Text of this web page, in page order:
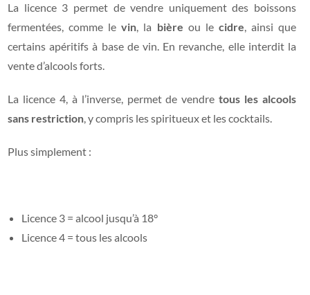
La licence 3 permet de vendre uniquement des boissons
fermentées, comme levin, la bière ou lecidre, ainsi que
certains apéritifs à base de vin. En revanche, elle interdit la
vente d’alcools forts.
La licence 4, à l’inverse, permet de vendretous les alcools
sans restriction, y compris les spiritueux et les cocktails.
Plus simplement :
Licence 3 = alcool jusqu’à 18°
Licence 4 = tous les alcools